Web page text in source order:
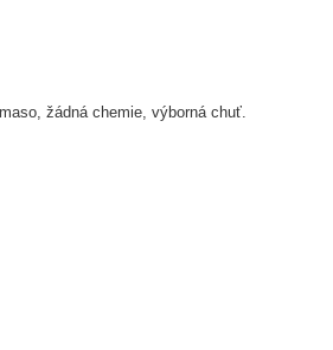
žádná chemie, výborná chuť.